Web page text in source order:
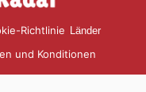
Richtlinie Länder
und Konditionen